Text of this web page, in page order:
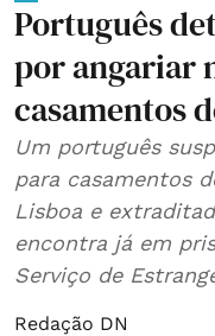
Português
por angariar
casamentos
Um português
para casamentos
Lisboa e
encontra já em
Serviço de
Redação DN